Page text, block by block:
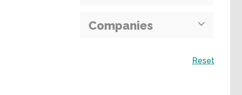
Companies
Reset